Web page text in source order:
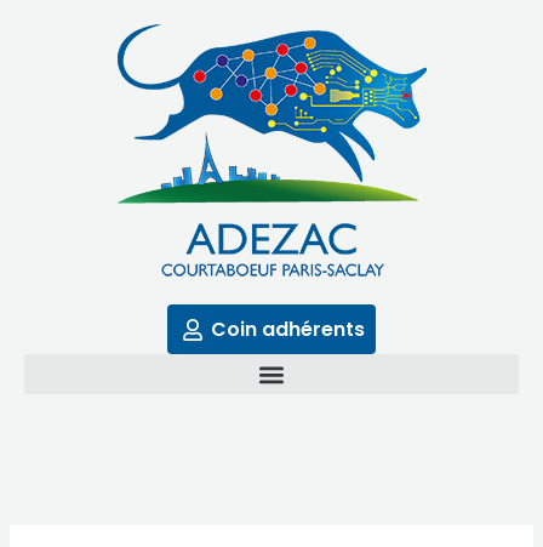
Coin adhérents